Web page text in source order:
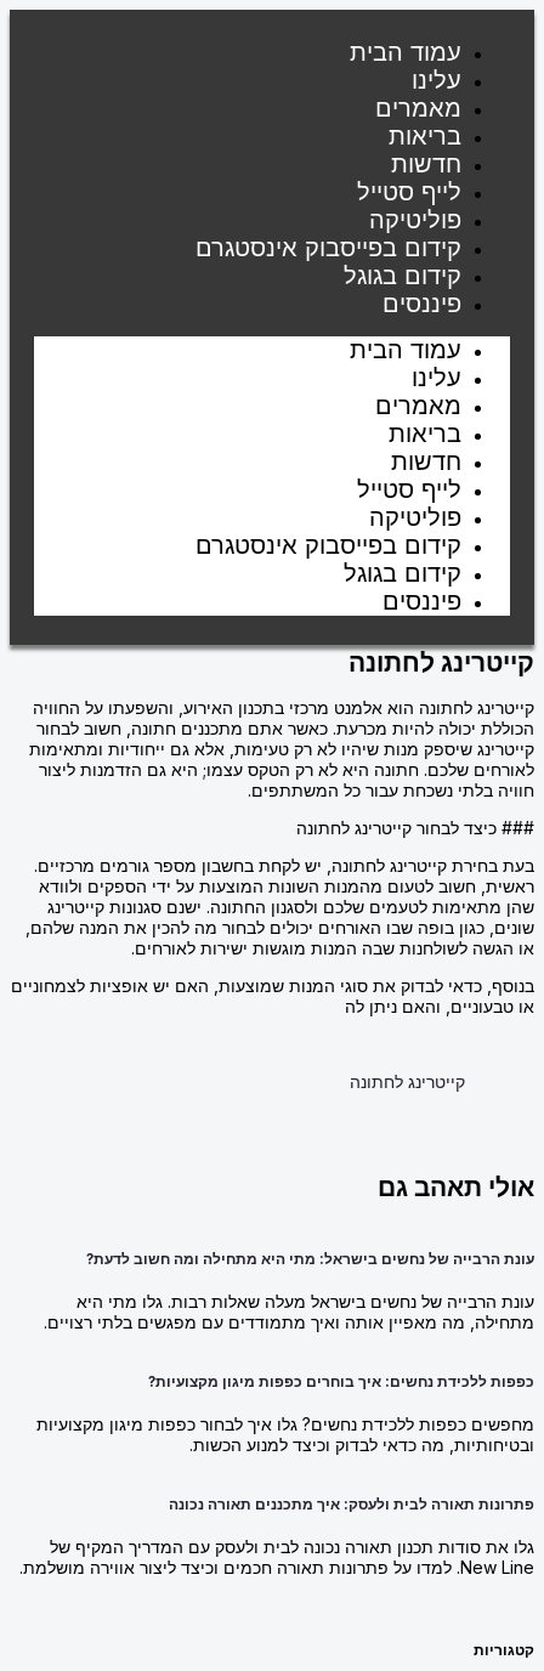
דילוג
עמוד הבית
עלינו
מאמרים
בריאות
חדשות
לייף סטייל
פוליטיקה
קידום בפייסבוק אינסטגרם
קידום בגוגל
פיננסים
עמוד הבית
עלינו
מאמרים
בריאות
חדשות
לייף סטייל
פוליטיקה
קידום בפייסבוק אינסטגרם
קידום בגוגל
פיננסים
קייטרינג לחתונה
קייטרינג לחתונה הוא אלמנט מרכזי בתכנון האירוע, והשפעתו על החוויה
הכוללת יכולה להיות מכרעת. כאשר אתם מתכננים חתונה, חשוב לבחור
קייטרינג שיספק מנות שיהיו לא רק טעימות, אלא גם ייחודיות ומתאימות
לאורחים שלכם. חתונה היא לא רק הטקס עצמו; היא גם הזדמנות ליצור
חוויה בלתי נשכחת עבור כל המשתתפים.
### כיצד לבחור קייטרינג לחתונה
בעת בחירת קייטרינג לחתונה, יש לקחת בחשבון מספר גורמים מרכזיים.
ראשית, חשוב לטעום מהמנות השונות המוצעות על ידי הספקים ולוודא
שהן מתאימות לטעמים שלכם ולסגנון החתונה. ישנם סגנונות קייטרינג
שונים, כגון בופה שבו האורחים יכולים לבחור מה להכין את המנה שלהם,
או הגשה לשולחנות שבה המנות מוגשות ישירות לאורחים.
בנוסף, כדאי לבדוק את סוגי המנות שמוצעות, האם יש אופציות לצמחוניים
או טבעוניים, והאם ניתן לה
קייטרינג לחתונה
אולי תאהב גם
עונת הרבייה של נחשים בישראל: מתי היא מתחילה ומה חשוב לדעת?
עונת הרבייה של נחשים בישראל מעלה שאלות רבות. גלו מתי היא
מתחילה, מה מאפיין אותה ואיך מתמודדים עם מפגשים בלתי רצויים.
כפפות ללכידת נחשים: איך בוחרים כפפות מיגון מקצועיות?
מחפשים כפפות ללכידת נחשים? גלו איך לבחור כפפות מיגון מקצועיות
ובטיחותיות, מה כדאי לבדוק וכיצד למנוע הכשות.
פתרונות תאורה לבית ולעסק: איך מתכננים תאורה נכונה
גלו את סודות תכנון תאורה נכונה לבית ולעסק עם המדריך המקיף של
New Line. למדו על פתרונות תאורה חכמים וכיצד ליצור אווירה מושלמת.
קטגוריות